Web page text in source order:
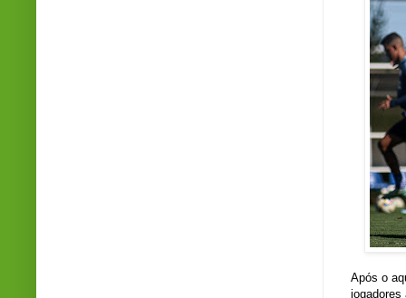
Após o